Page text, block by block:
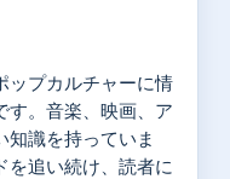
ップカルチャーに情
す。音楽、映画、ア
知識を持っていま
を追い続け、読者に